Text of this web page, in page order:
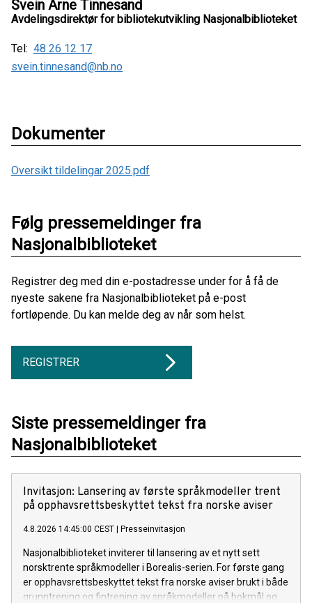
Svein Arne Tinnesand
Avdelingsdirektør for bibliotekutvikling Nasjonalbiblioteket
Tel: 48 26 12 17
svein.tinnesand@nb.no
Dokumenter
Oversikt tildelingar 2025.pdf
Følg pressemeldinger fra
Nasjonalbiblioteket
Registrer deg med din e-postadresse under for å få de
nyeste sakene fra Nasjonalbiblioteket på e-post
fortløpende. Du kan melde deg av når som helst.
REGISTRER
Siste pressemeldinger fra
Nasjonalbiblioteket
Invitasjon: Lansering av første språkmodeller trent
på opphavsrettsbeskyttet tekst fra norske aviser
4.8.2026 14:45:00 CEST Presseinvitasjon
Nasjonalbiblioteket inviterer til lansering av et nytt sett
norsktrente språkmodeller i Borealis-serien. For første gang
er opphavsrettsbeskyttet tekst fra norske aviser brukt i både
grunntrening og fintrening av språkmodeller på bokmål og